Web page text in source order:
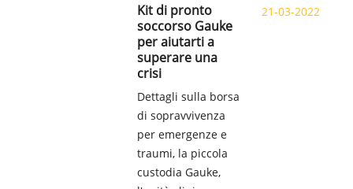
Kit di pronto
soccorso Gauke
per aiutarti a
superare una
crisi
Dettagli sulla borsa
di sopravvivenza
per emergenze e
traumi, la piccola
custodia Gauke,
21-03-2022